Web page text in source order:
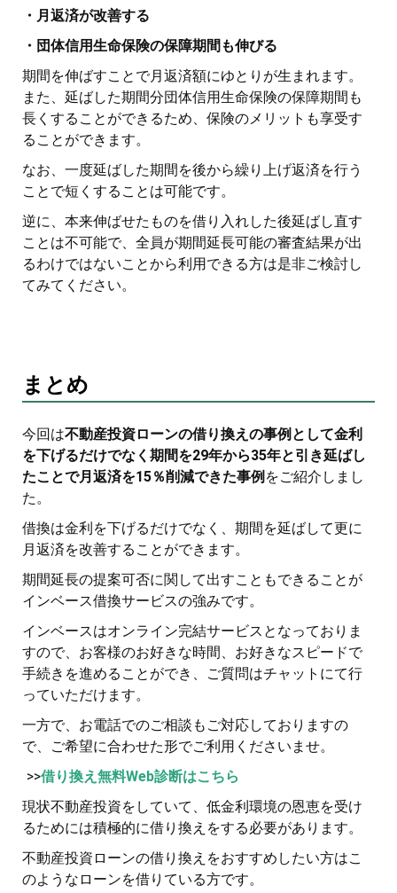
・月返済が改善する
・団体信用生命保険の保障期間も伸びる
期間を伸ばすことで月返済額にゆとりが生まれます。
また、延ばした期間分団体信用生命保険の保障期間も
長くすることができるため、保険のメリットも享受す
ることができます。
なお、一度延ばした期間を後から繰り上げ返済を行う
ことで短くすることは可能です。
逆に、本来伸ばせたものを借り入れした後延ばし直す
ことは不可能で、全員が期間延長可能の審査結果が出
るわけではないことから利用できる方は是非ご検討し
てみてください。
まとめ
今回は不動産投資ローンの借り換えの事例として金利
を下げるだけでなく期間を29年から35年と引き延ばし
たことで月返済を15％削減できた事例 をご紹介しまし
た。
借換は金利を下げるだけでなく、期間を延ばして更に
月返済を改善することができます。
期間延長の提案可否に関して出すこともできることが
インベース借換サービスの強みです。
インベースはオンライン完結サービスとなっておりま
すので、お客様のお好きな時間、お好きなスピードで
手続きを進めることができ、ご質問はチャットにて行
っていただけます。
一方で、お電話でのご相談もご対応しておりますの
で、ご希望に合わせた形でご利用くださいませ。
>>借り換え無料Web診断はこちら
現状不動産投資をしていて、低金利環境の恩恵を受け
るためには積極的に借り換えをする必要があります。
不動産投資ローンの借り換えをおすすめしたい方はこ
のようなローンを借りている方です。